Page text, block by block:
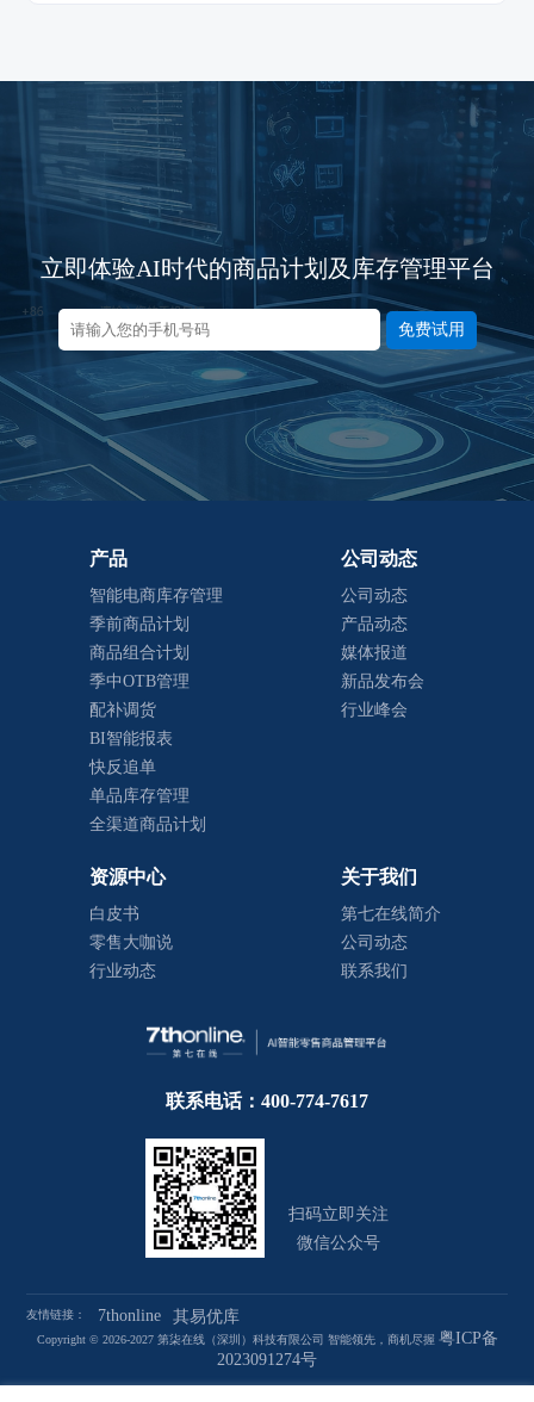
立即体验AI时代的商品计划及库存管理平台
免费试用
产品
智能电商库存管理
季前商品计划
商品组合计划
季中OTB管理
配补调货
BI智能报表
快反追单
单品库存管理
全渠道商品计划
公司动态
公司动态
产品动态
媒体报道
新品发布会
行业峰会
资源中心
白皮书
零售大咖说
行业动态
关于我们
第七在线简介
公司动态
联系我们
联系电话：400-774-7617
扫码立即关注
微信公众号
友情链接： 7thonline 其易优库
Copyright © 2026-2027 第柒在线（深圳）科技有限公司 智能领先，商机尽握 粤ICP备
2023091274号